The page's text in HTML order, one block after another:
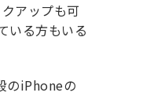
アップも可
いる方もいる
のiPhoneの